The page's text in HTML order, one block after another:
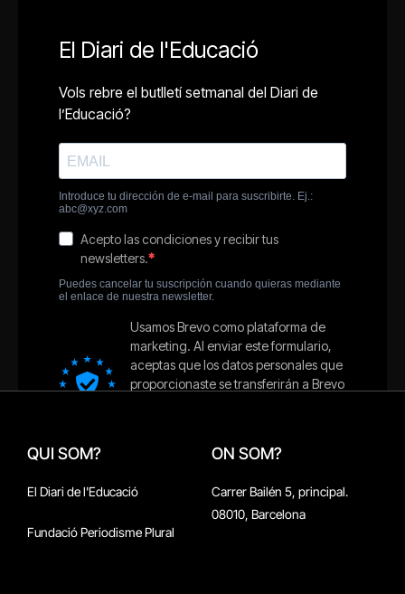
QUI SOM?
El Diari de l'Educació
Fundació Periodisme Plural
ON SOM?
Carrer Bailén 5, principal.
08010, Barcelona